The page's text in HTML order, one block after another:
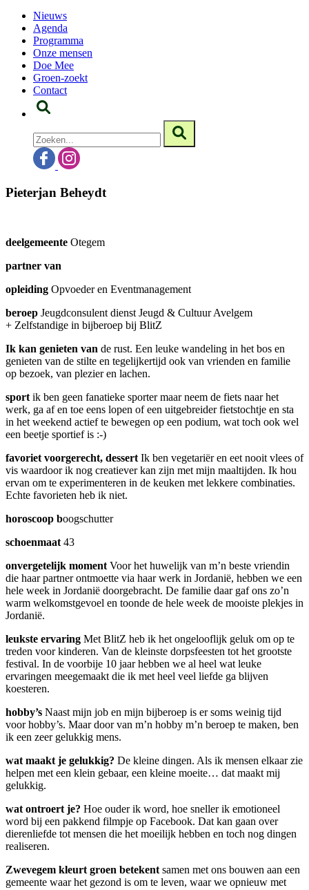
Nieuws
Agenda
Programma
Onze mensen
Doe Mee
Groen-zoekt
Contact
Pieterjan Beheydt
deelgemeente Otegem
partner van
opleiding Opvoeder en Eventmanagement
beroep Jeugdconsulent dienst Jeugd & Cultuur Avelgem
+ Zelfstandige in bijberoep bij BlitZ
Ik kan genieten van de rust. Een leuke wandeling in het bos en
genieten van de stilte en tegelijkertijd ook van vrienden en familie
op bezoek, van plezier en lachen.
sportik ben geen fanatieke sporter maar neem de fiets naar het
werk, ga af en toe eens lopen of een uitgebreider fietstochtje en sta
in het weekend actief te bewegen op een podium, wat toch ook wel
een beetje sportief is :-)
favoriet voorgerecht, dessertIk ben vegetariër en eet nooit vlees of
vis waardoor ik nog creatiever kan zijn met mijn maaltijden. Ik hou
ervan om te experimenteren in de keuken met lekkere combinaties.
Echte favorieten heb ik niet.
horoscoop boogschutter
schoenmaat43
onvergetelijk momentVoor het huwelijk van m’n beste vriendin
die haar partner ontmoette via haar werk in Jordanië, hebben we een
hele week in Jordanië doorgebracht. De familie daar gaf ons zo’n
warm welkomstgevoel en toonde de hele week de mooiste plekjes in
Jordanië.
leukste ervaring Met BlitZ heb ik het ongelooflijk geluk om op te
treden voor kinderen. Van de kleinste dorpsfeesten tot het grootste
festival. In de voorbije 10 jaar hebben we al heel wat leuke
ervaringen meegemaakt die ik met heel veel liefde ga blijven
koesteren.
hobby’s Naast mijn job en mijn bijberoep is er soms weinig tijd
voor hobby’s. Maar door van m’n hobby m’n beroep te maken, ben
ik een zeer gelukkig mens.
wat maakt je gelukkig? De kleine dingen. Als ik mensen elkaar zie
helpen met een klein gebaar, een kleine moeite… dat maakt mij
gelukkig.
wat ontroert je? Hoe ouder ik word, hoe sneller ik emotioneel
word bij een pakkend filmpje op Facebook. Dat kan gaan over
dierenliefde tot mensen die het moeilijk hebben en toch nog dingen
realiseren.
Zwevegem kleurt groen betekentsamen met ons bouwen aan een
gemeente waar het gezond is om te leven, waar we opnieuw met